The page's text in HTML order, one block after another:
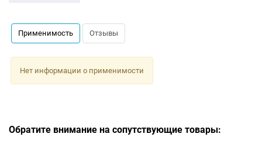
Применимость Отзывы
Нет информации о применимости
Обратите внимание на сопутствующие товары: